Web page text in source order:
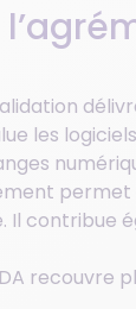
les
Il contribue
recouvre